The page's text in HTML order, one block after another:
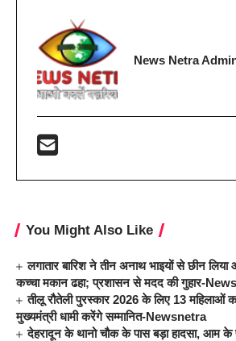
News Netra
You Might Also Like
लगातार बारिश ने तीन अनाथ भाइयों से छीन लिया
कच्चा मकान ढहा; प्रशासन से मदद की गुहार-
तीलू रौतेली पुरस्कार 2026 के लिए 13 महिलाओं
मुख्यमंत्री धामी करेंगे सम्मानित-Newsnetra
देहरादून के थानो चौक के पास बड़ा हादसा, आम के